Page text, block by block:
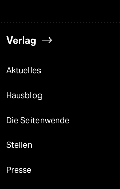
Verlag
Aktuelles
Hausblog
Die Seitenwende
Stellen
Presse